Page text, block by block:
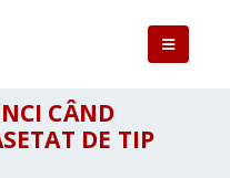
CÂND
DE TIP